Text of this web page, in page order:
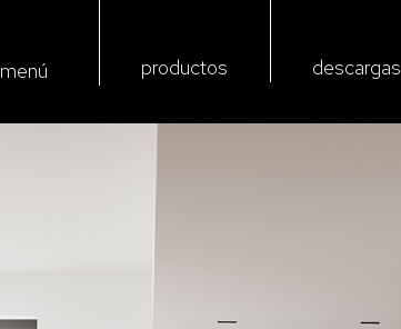
menú productos descargas